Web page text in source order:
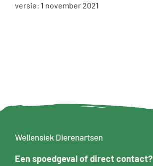
versie: 1 november 2021
Wellensiek Dierenartsen
Een spoedgevalof direct contact?